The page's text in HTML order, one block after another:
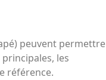
peuvent permettre
les
référence.